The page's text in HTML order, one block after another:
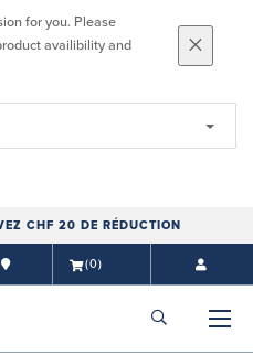
for you. Please
availibility and
CHF 20 DE RÉDUCTION
(0)